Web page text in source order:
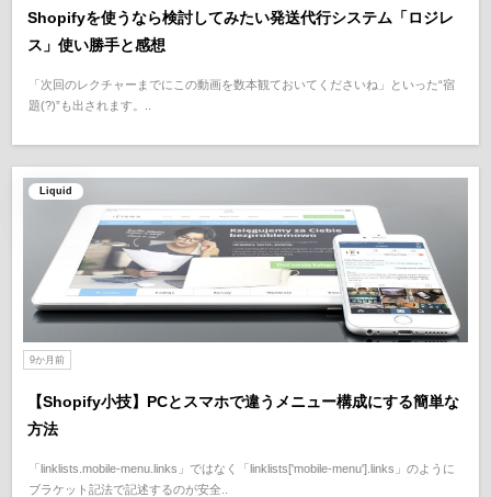
Shopifyを使うなら検討してみたい発送代行システム「ロジレ
ス」使い勝手と感想
「次回のレクチャーまでにこの動画を数本観ておいてくださいね」といった“宿
題(?)”も出されます。..
Liquid
9か月前
【Shopify小技】PCとスマホで違うメニュー構成にする簡単な
方法
「linklists.mobile-menu.links」ではなく「linklists['mobile-menu'].links」のように
ブラケット記法で記述するのが安全..